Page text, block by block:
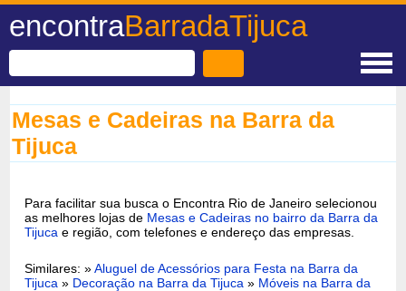
encontraBarradaTijuca
Mesas e Cadeiras na Barra da
Tijuca
Para facilitar sua busca o Encontra Rio de Janeiro selecionou
as melhores lojas de Mesas e Cadeiras no bairro da Barra da
Tijuca e região, com telefones e endereço das empresas.
Similares: »Aluguel de Acessórios para Festa na Barra da
Tijuca » Decoração na Barra da Tijuca » Móveis na Barra da